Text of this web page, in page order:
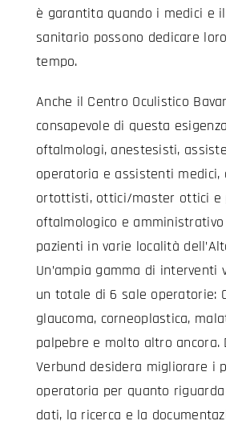
è garantita quando i medici e
sanitario possono dedicare
tempo.
Anche il Centro Oculistico
consapevole di questa
oftalmologi, anestesisti,
operatoria e assistenti medici,
ortottisti, ottici/master ottici e
oftalmologico e
pazienti in varie località
Un’ampia gamma di interventi
un totale di 6 sale operatorie:
glaucoma, corneoplastica,
palpebre e molto altro ancora.
Verbund desidera migliorare i
operatoria per quanto riguarda
dati, la ricerca e la